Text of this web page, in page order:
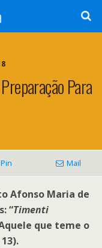
Para
Pin Mail
Afonso Maria de
“Timenti
que teme o